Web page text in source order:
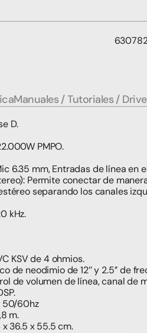
Manuales / Tutoriales /
D.
PMPO.
6.35 mm, Entradas de línea
Permite conectar de
separando los canales
kHz.
KSV de 4 ohmios.
de neodimio de 12’’ y 2.5’’ de
de volumen de línea, canal
50/60hz
m.
x 36.5 x 55.5 cm.